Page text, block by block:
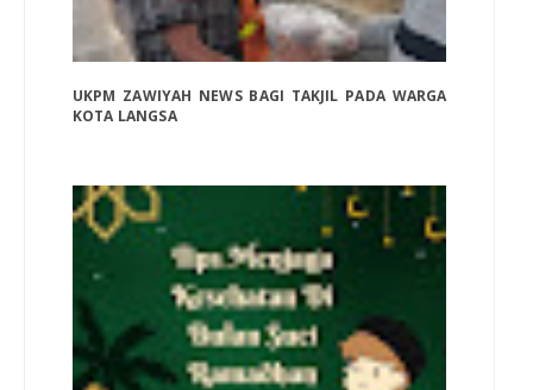
UKPM ZAWIYAH NEWS BAGI TAKJIL PADA WARGA
KOTA LANGSA